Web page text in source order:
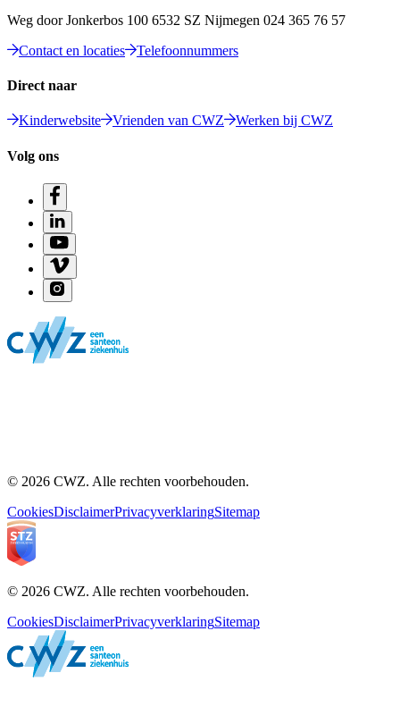
Weg door Jonkerbos 100 6532 SZ Nijmegen 024 365 76 57
Contact en locaties
Telefoonnummers
Direct naar
Kinderwebsite Vrienden van CWZ Werken bij CWZ
Volg ons
© 2026 CWZ. Alle rechten voorbehouden.
CookiesDisclaimerPrivacyverklaringSitemap
© 2026 CWZ. Alle rechten voorbehouden.
CookiesDisclaimerPrivacyverklaringSitemap